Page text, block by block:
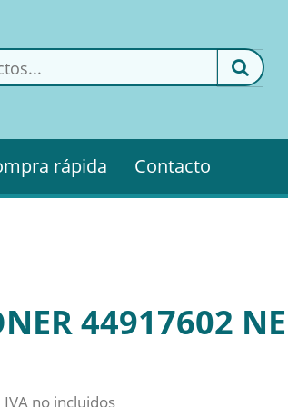
rápida Contacto
44917602
IVA no incluidos